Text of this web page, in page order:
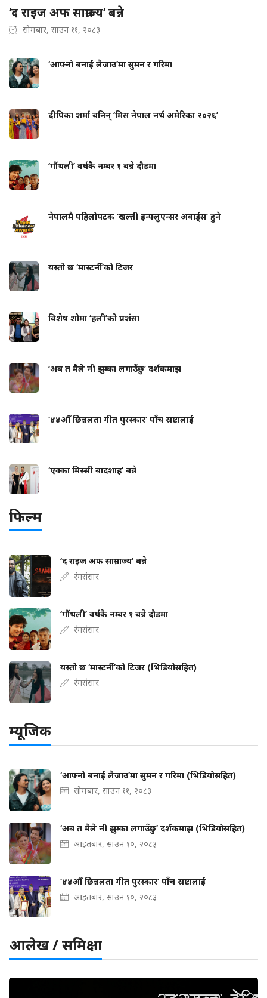
‘द राइज अफ साम्राज्य’ बन्ने
सोमबार, साउन ११, २०८३
‘आफ्नो बनाई लैजाउ’मा सुमन र गरिमा
दीपिका शर्मा बनिन् ‘मिस नेपाल नर्थ अमेरिका २०२६’
‘गौंथली’ वर्षकै नम्बर १ बन्ने दौडमा
नेपालमै पहिलोपटक ‘खल्ती इन्फ्लुएन्सर अवार्ड्स’ हुने
यस्तो छ ‘मास्टर्नी’को टिजर
विशेष शोमा ‘हली’को प्रशंसा
‘अब त मैले नी झुम्का लगाउँछु’ दर्शकमाझ
‘४४औँ छिन्नलता गीत पुरस्कार’ पाँच स्रष्टालाई
‘एक्का मिस्सी बादशाह’ बन्ने
फिल्म
‘द राइज अफ साम्राज्य’ बन्ने
रंगसंसार
‘गौंथली’ वर्षकै नम्बर १ बन्ने दौडमा
रंगसंसार
यस्तो छ ‘मास्टर्नी’को टिजर (भिडियोसहित)
रंगसंसार
म्यूजिक
‘आफ्नो बनाई लैजाउ’मा सुमन र गरिमा (भिडियोसहित)
सोमबार, साउन ११, २०८३
‘अब त मैले नी झुम्का लगाउँछु’ दर्शकमाझ (भिडियोसहित)
आइतबार, साउन १०, २०८३
‘४४औँ छिन्नलता गीत पुरस्कार’ पाँच स्रष्टालाई
आइतबार, साउन १०, २०८३
आलेख / समिक्षा